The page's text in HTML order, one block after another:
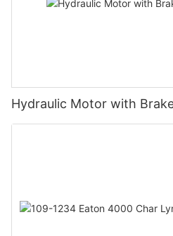
Hydraulic Motor with